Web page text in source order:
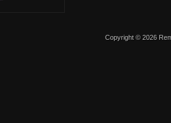
Copyright © 2026